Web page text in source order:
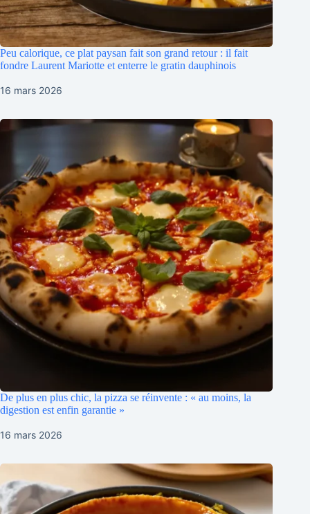
Peu calorique, ce plat paysan fait son grand retour : il fait
fondre Laurent Mariotte et enterre le gratin dauphinois
16 mars 2026
De plus en plus chic, la pizza se réinvente : « au moins, la
digestion est enfin garantie »
16 mars 2026